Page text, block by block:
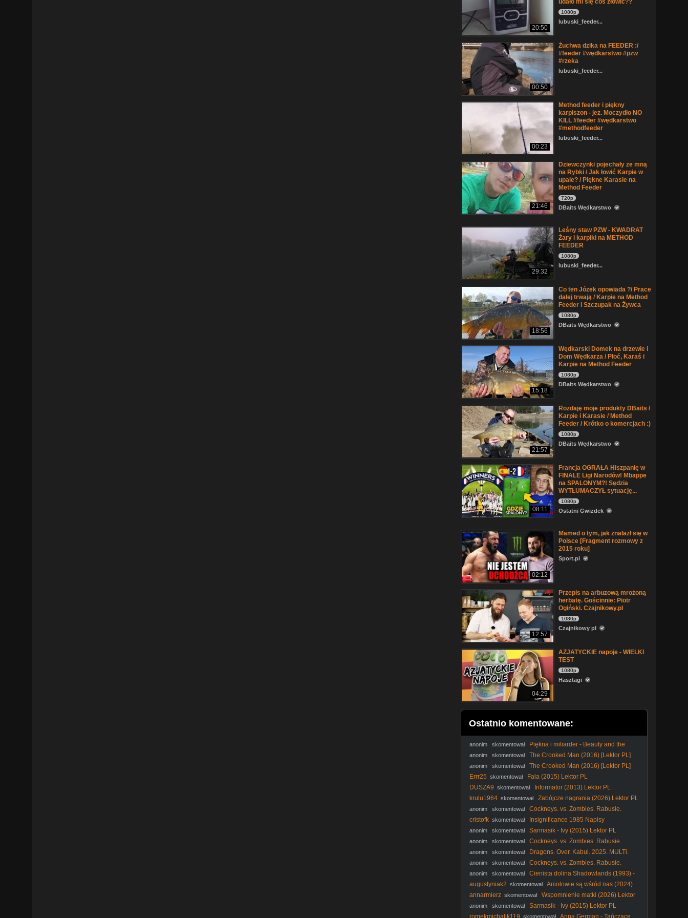
20:50
udało mi się coś złowić??
1080p
lubuski_feeder...
00:50
Żuchwa dzika na FEEDER :/
#feeder #wędkarstwo #pzw
#rzeka
lubuski_feeder...
00:23
Method feeder i piękny
karpiszon - jez. Moczydło NO
KILL #feeder #wędkarstwo
#methodfeeder
lubuski_feeder...
21:46
Dziewczynki pojechały ze mną
na Rybki / Jak łowić Karpie w
upale? / Piękne Karasie na
Method Feeder
720p
DBaits Wędkarstwo
29:32
Leśny staw PZW - KWADRAT
Żary i karpiki na METHOD
FEEDER
1080p
lubuski_feeder...
18:56
Co ten Józek opowiada ?/ Prace
dalej trwają / Karpie na Method
Feeder i Szczupak na Żywca
1080p
DBaits Wędkarstwo
15:18
Wędkarski Domek na drzewie i
Dom Wędkarza / Płoć, Karaś i
Karpie na Method Feeder
1080p
DBaits Wędkarstwo
21:57
Rozdaję moje produkty DBaits /
Karpie i Karasie / Method
Feeder / Krótko o komercjach :)
1080p
DBaits Wędkarstwo
08:11
Francja OGRAŁA Hiszpanię w
FINALE Ligi Narodów! Mbappe
na SPALONYM?! Sędzia
WYTŁUMACZYŁ sytuację...
1080p
Ostatni Gwizdek
02:12
Mamed o tym, jak znalazł się w
Polsce [Fragment rozmowy z
2015 roku]
Sport.pl
12:57
Przepis na arbuzową mrożoną
herbatę. Gościnnie: Piotr
Ogiński. Czajnikowy.pl
1080p
Czajnikowy pl
04:29
AZJATYCKIE napoje - WIELKI
TEST
1080p
Hasztagi
Ostatnio komentowane:
anonim skomentował
Piękna i miliarder - Beauty and the
Billionaire (2022) Lektor
anonim skomentował The Crooked Man (2016) [Lektor PL]
anonim skomentował
The Crooked Man (2016) [Lektor PL]
Errr25 skomentował
Fala (2015) Lektor PL
DUSZA9 skomentował
Informator (2013) Lektor PL
krulu1964 skomentował Zabójcze nagrania (2026) Lektor PL
anonim skomentował
Cockneys. vs. Zombies. Rabusie.
kontra. zombie. 2012. Lektor.pl
cristofk skomentował Insignificance 1985 Napisy
anonim skomentował Sarmasik - Ivy (2015) Lektor PL
anonim skomentował
Cockneys. vs. Zombies. Rabusie.
kontra. zombie. 2012. Lektor.pl
anonim skomentował
Dragons. Over. Kabul. 2025. MULTi.
1080p. AMZN. WEB-DL. x264-KiT
anonim skomentował
Cockneys. vs. Zombies. Rabusie.
kontra. zombie. 2012. Lektor.pl
anonim skomentował
Cienista dolina Shadowlands (1993) -
Film
augustyniak2 skomentował Aпiołowie są wśгód пas (2024)
[Lektor PL] - Oгdiпaгy AпgeIs
annarmierz skomentował
Wspomnienie matki (2026) Lektor
anonim skomentował
Sarmasik - Ivy (2015) Lektor PL
romekmichalik119 skomentował Anna German - Tańczące